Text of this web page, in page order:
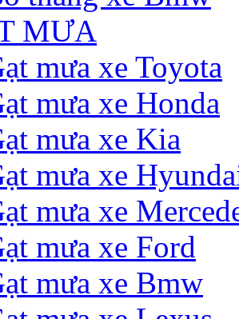
MƯA
mưa xe Toyota
mưa xe Honda
mưa xe Kia
mưa xe
mưa xe
mưa xe Ford
mưa xe Bmw